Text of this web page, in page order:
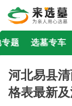
题 选墓专车
河北易县
格表最新及